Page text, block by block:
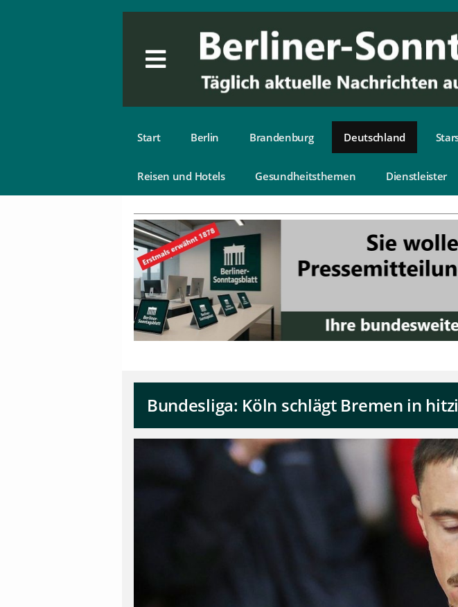
Start Berlin Brandenburg Deutschland
Reisen und Hotels Gesundheitsthemen Dienstleister
Bundesliga: Köln schlägt Bremen in